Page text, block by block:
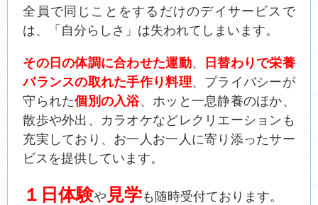
全員で同じことをするだけのデイサービスで
は、「自分らしさ」は失われてしまいます。
その日の体調に合わせた運動、
日替わりで栄養
バランスの取れた手作り料理、プライバシーが
守られた個別の入浴、ホッと一息静養のほか、
散歩や外出、カラオケなどレクリエーションも
充実しており、お一人お一人に寄り添ったサー
ビスを提供しています。
１日体験や 見学も随時受付ております。